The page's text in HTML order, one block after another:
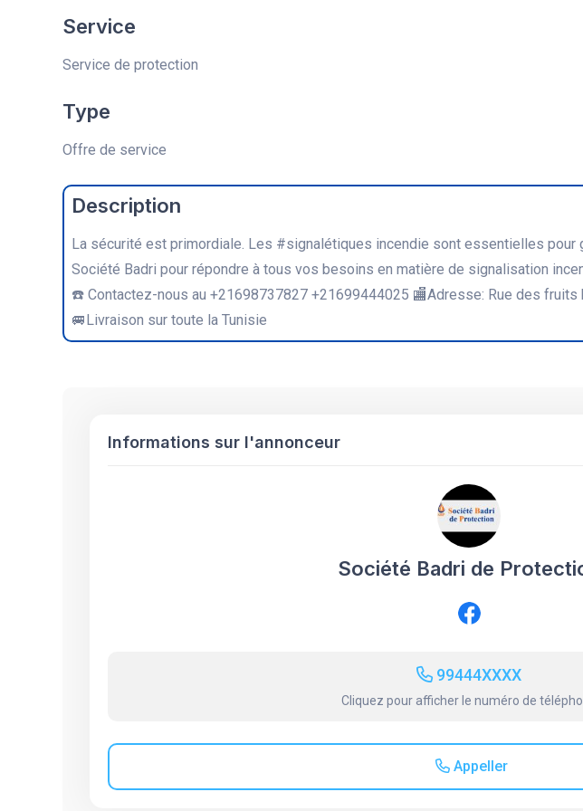
Service
Service de protection
Type
Offre de service
Description
La sécurité est primordiale. Les #signalétiques incendie sont essentielles pour
Société Badri pour répondre à tous vos besoins en matière de signalisation
☎️ Contactez-nous au +21698737827 +21699444025 🏬Adresse: Rue des fruits
🚐Livraison sur toute la Tunisie
Informations sur l'annonceur
Société Badri de
99444XXXX
Cliquez pour afficher le numéro de
Appeller